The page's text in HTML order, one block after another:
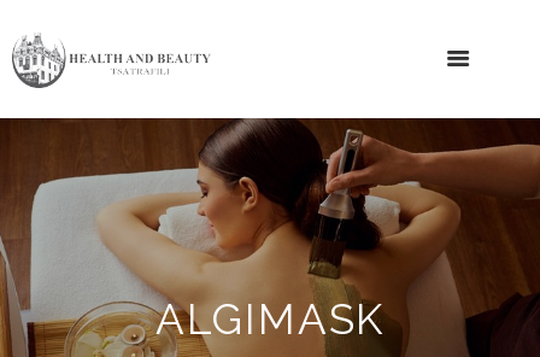
ALGIMASK